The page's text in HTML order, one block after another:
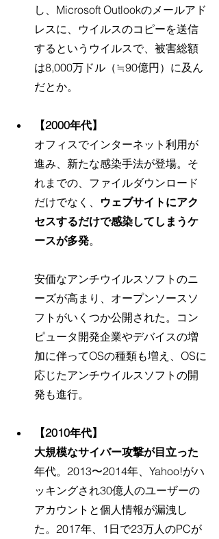
し、Microsoft Outlookのメールアド
レスに、ウイルスのコピーを送信
するというウイルスで、被害総額
は8,000万ドル（≒90億円）に及ん
だとか。
【2000年代】
オフィスでインターネット利用が
進み、新たな感染手法が登場。そ
れまでの、ファイルダウンロード
だけでなく、 ウェブサイトにアク
セスするだけで感染してしまうケ
ースが多発。
安価なアンチウイルスソフトのニ
ーズが高まり、オープンソースソ
フトがいくつか公開された。コン
ピュータ開発企業やデバイスの増
加に伴ってOSの種類も増え、OSに
応じたアンチウイルスソフトの開
発も進行。
【2010年代】
大規模なサイバー攻撃が目立った
年代。2013〜2014年、Yahoo!がハ
ッキングされ30億人のユーザーの
アカウントと個人情報が漏洩し
た。2017年、1日で23万人のPCが